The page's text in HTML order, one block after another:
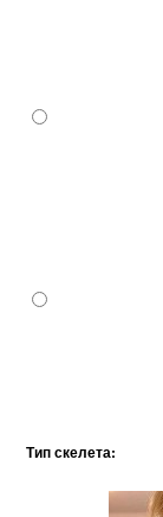
Тип скелета: